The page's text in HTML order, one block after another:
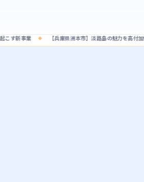
【兵庫県洲本市】淡路島の魅力を高付加価値な商売へ ◆